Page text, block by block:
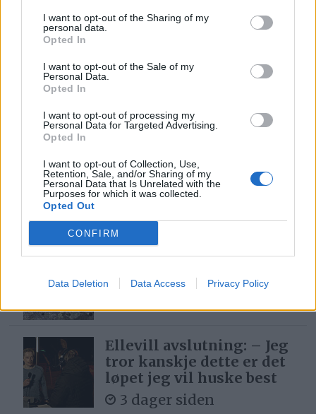
I want to opt-out of the Sharing of my
personal data.
Opted In
I want to opt-out of the Sale of my
Personal Data.
Opted In
I want to opt-out of processing my
Personal Data for Targeted Advertising.
Opted In
I want to opt-out of Collection, Use,
Retention, Sale, and/or Sharing of my
Personal Data that Is Unrelated with the
Purposes for which it was collected.
Opted Out
CONFIRM
Data Deletion Data Access Privacy Policy
8 timer siden
MC-ulykke i
5 dager siden
– Det var som å kjøre ti
kniver rett i buken
Den hersens
fiskefeberen
2 dager siden
Ellevill avslutning: – Jeg
tror kanskje dette er det
løpet jeg vil huske best
3 dager siden